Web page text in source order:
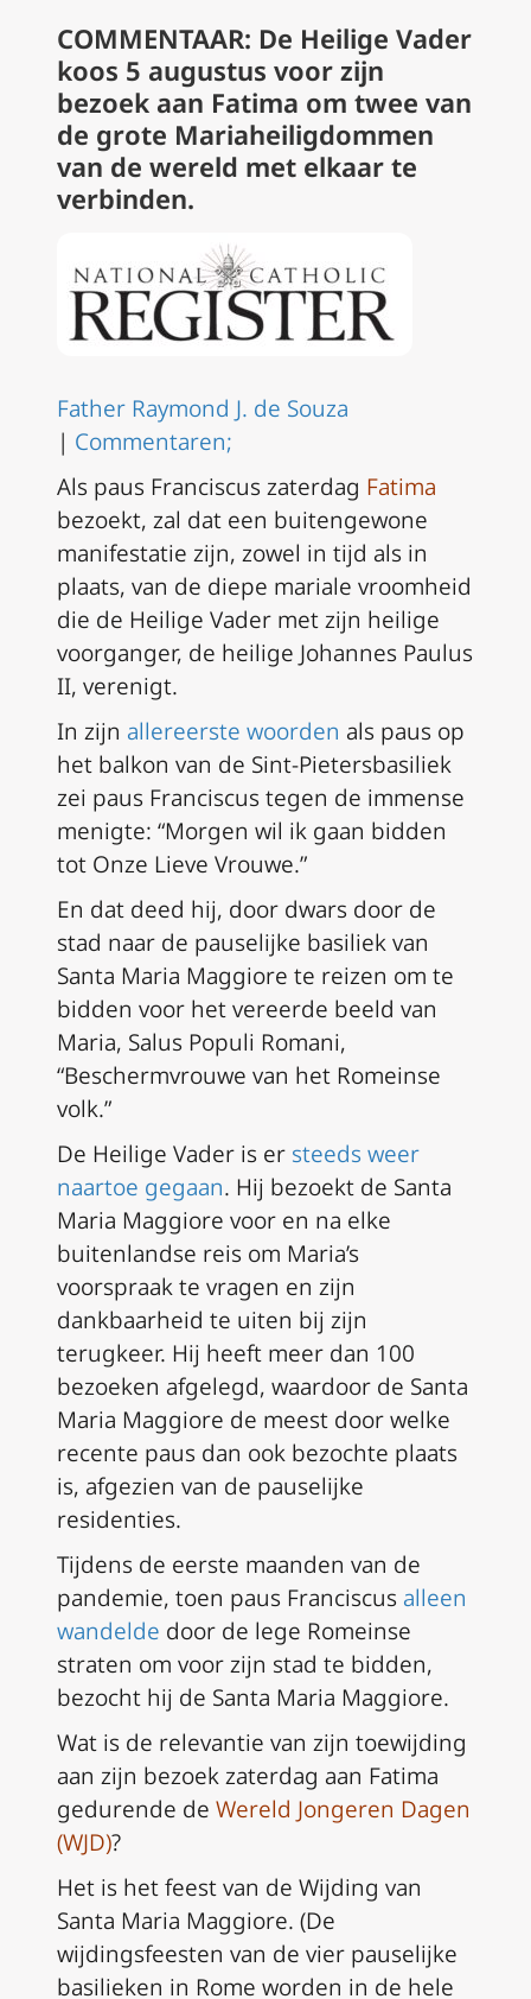
COMMENTAAR: De Heilige Vader
koos 5 augustus voor zijn
bezoek aan Fatima om twee van
de grote Mariaheiligdommen
van de wereld met elkaar te
verbinden.
Father Raymond J. de Souza
| Commentaren;
Als paus Franciscus zaterdag Fatima
bezoekt, zal dat een buitengewone
manifestatie zijn, zowel in tijd als in
plaats, van de diepe mariale vroomheid
die de Heilige Vader met zijn heilige
voorganger, de heilige Johannes Paulus
II, verenigt.
In zijn allereerste woorden als paus op
het balkon van de Sint-Pietersbasiliek
zei paus Franciscus tegen de immense
menigte: “Morgen wil ik gaan bidden
tot Onze Lieve Vrouwe.”
En dat deed hij, door dwars door de
stad naar de pauselijke basiliek van
Santa Maria Maggiore te reizen om te
bidden voor het vereerde beeld van
Maria, Salus Populi Romani,
“Beschermvrouwe van het Romeinse
volk.”
De Heilige Vader is er steeds weer
naartoe gegaan. Hij bezoekt de Santa
Maria Maggiore voor en na elke
buitenlandse reis om Maria’s
voorspraak te vragen en zijn
dankbaarheid te uiten bij zijn
terugkeer. Hij heeft meer dan 100
bezoeken afgelegd, waardoor de Santa
Maria Maggiore de meest door welke
recente paus dan ook bezochte plaats
is, afgezien van de pauselijke
residenties.
Tijdens de eerste maanden van de
pandemie, toen paus Franciscus alleen
wandelde door de lege Romeinse
straten om voor zijn stad te bidden,
bezocht hij de Santa Maria Maggiore.
Wat is de relevantie van zijn toewijding
aan zijn bezoek zaterdag aan Fatima
gedurende de Wereld Jongeren Dagen
(WJD)?
Het is het feest van de Wijding van
Santa Maria Maggiore. (De
wijdingsfeesten van de vier pauselijke
basilieken in Rome worden in de hele